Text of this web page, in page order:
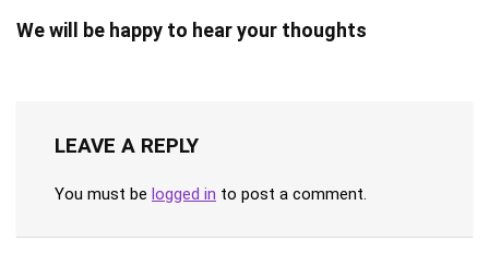
We will be happy to hear your thoughts
LEAVE A REPLY
You must be logged in to post a comment.